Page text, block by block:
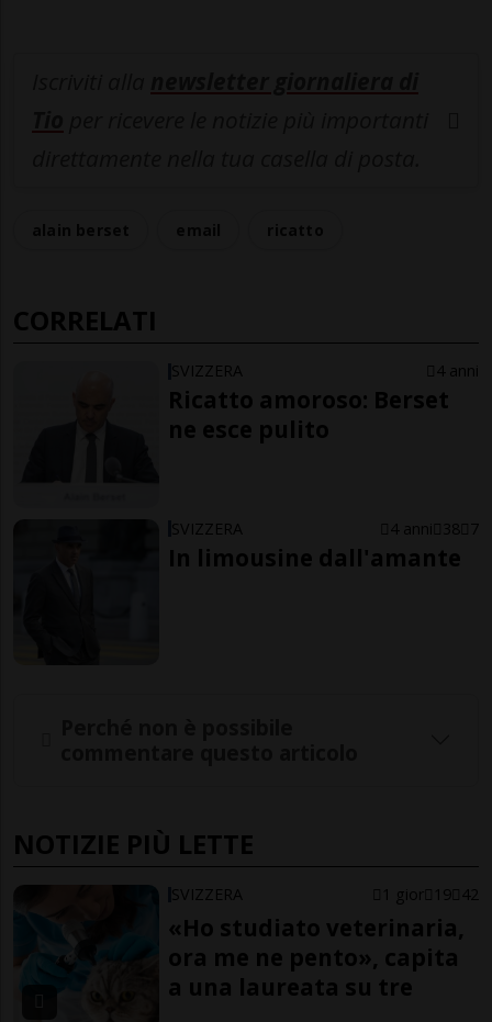
CORRELATI
SVIZZERA 4 anni
Ricatto amoroso: Berset
ne esce pulito
SVIZZERA 4 anni 38 7
In limousine dall'amante
NOTIZIE PIÙ LETTE
SVIZZERA 1 gior 19 42
«Ho studiato veterinaria,
ora me ne pento», capita
a una laureata su tre